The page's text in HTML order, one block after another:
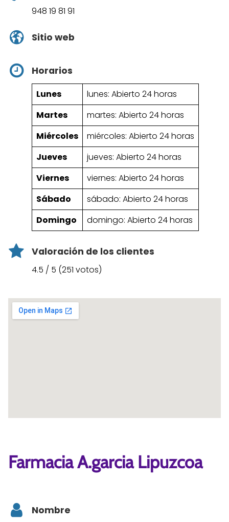
948 19 81 91
Sitio web
Horarios
Lunes
lunes: Abierto 24 horas
Martes
martes: Abierto 24 horas
Miércoles
miércoles: Abierto 24 horas
Jueves
jueves: Abierto 24 horas
Viernes
viernes: Abierto 24 horas
Sábado
sábado: Abierto 24 horas
Domingo
domingo: Abierto 24 horas
Valoración de los clientes
4.5 / 5 (251 votos)
Farmacia A.garcia Lipuzcoa
Nombre